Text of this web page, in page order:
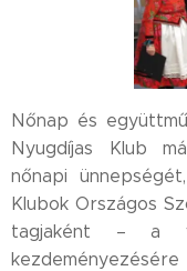
Nőnap és
Nyugdíjas Klub
nőnapi
Klubok Országos
tagjaként – a